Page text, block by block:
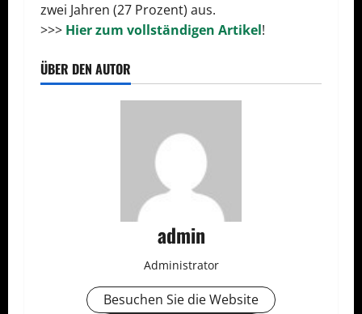
zwei Jahren (27 Prozent) aus.
>>> Hier zum vollständigen Artikel!
ÜBER DEN AUTOR
admin
Administrator
Besuchen Sie die Website